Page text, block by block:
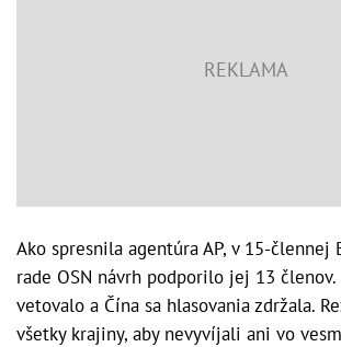
Ako spresnila agentúra AP, v 15-člennej
rade OSN návrh podporilo jej 13
vetovalo a Čína sa hlasovania zdržala.
všetky krajiny, aby nevyvíjali ani vo